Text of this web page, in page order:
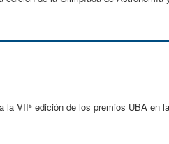
VIIª edición de los premios UBA en